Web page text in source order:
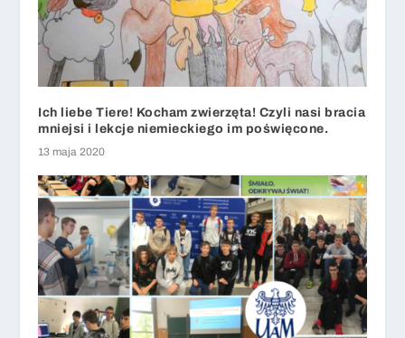
Ich liebe Tiere! Kocham zwierzęta! Czyli nasi bracia
mniejsi i lekcje niemieckiego im poświęcone.
13 maja 2020